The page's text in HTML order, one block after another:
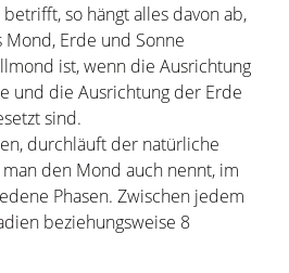
so hängt alles davon ab,
Erde und Sonne
ist, wenn die Ausrichtung
und die Ausrichtung der Erde
sind.
durchläuft der natürliche
den Mond auch nennt, im
Phasen. Zwischen jedem
beziehungsweise 8